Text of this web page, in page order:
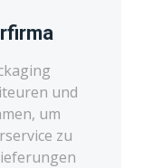
und
um
zu